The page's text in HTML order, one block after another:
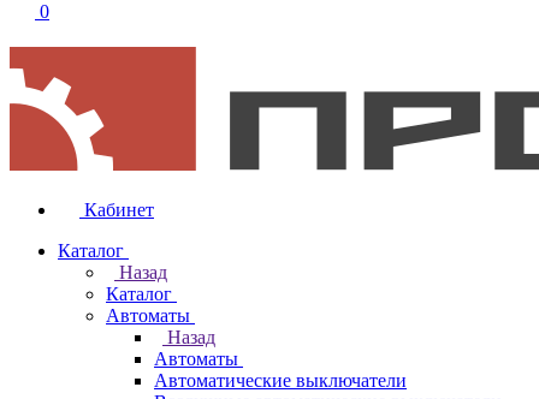
0
Кабинет
Каталог
Назад
Каталог
Автоматы
Назад
Автоматы
Автоматические выключатели